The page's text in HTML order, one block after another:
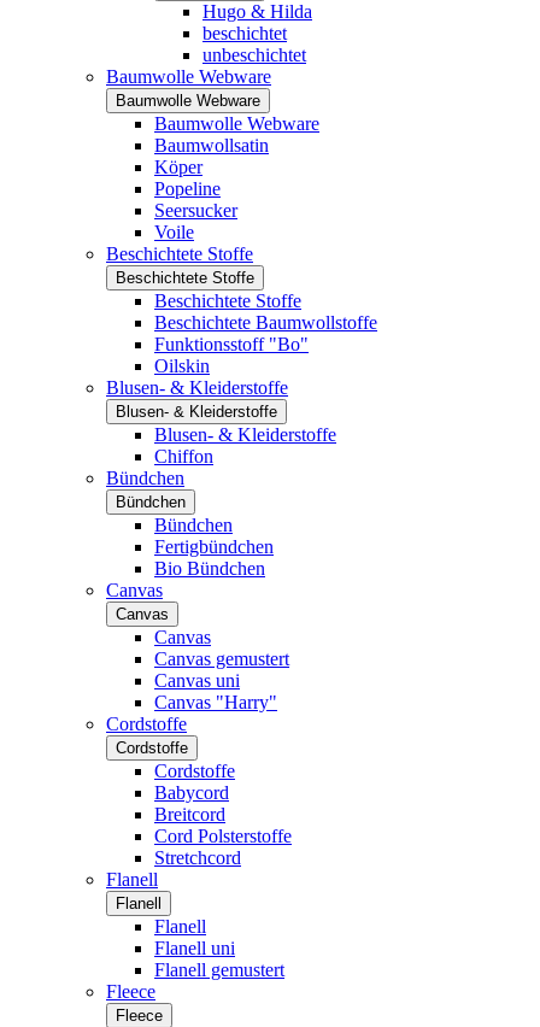
Hugo & Hilda
beschichtet
unbeschichtet
Baumwolle Webware
Baumwolle Webware
Baumwolle Webware
Baumwollsatin
Köper
Popeline
Seersucker
Voile
Beschichtete Stoffe
Beschichtete Stoffe
Beschichtete Stoffe
Beschichtete Baumwollstoffe
Funktionsstoff "Bo"
Oilskin
Blusen- & Kleiderstoffe
Blusen- & Kleiderstoffe
Blusen- & Kleiderstoffe
Chiffon
Bündchen
Bündchen
Bündchen
Fertigbündchen
Bio Bündchen
Canvas
Canvas
Canvas
Canvas gemustert
Canvas uni
Canvas "Harry"
Cordstoffe
Cordstoffe
Cordstoffe
Babycord
Breitcord
Cord Polsterstoffe
Stretchcord
Flanell
Flanell
Flanell
Flanell uni
Flanell gemustert
Fleece
Fleece